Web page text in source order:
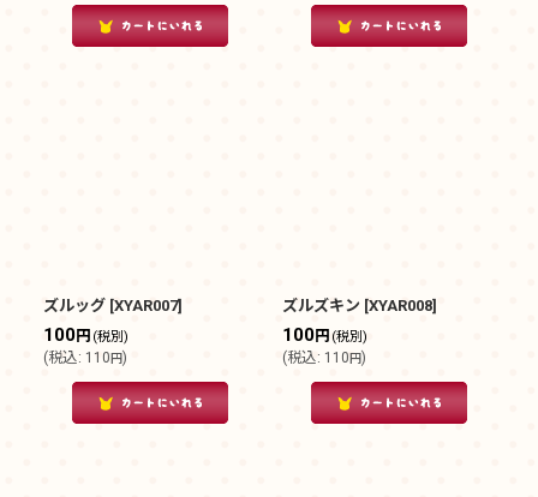
ズルッグ [XYAR007]
100円 (税別)
(税込: 110円)
ズルズキン [XYAR008]
100円 (税別)
(税込: 110円)